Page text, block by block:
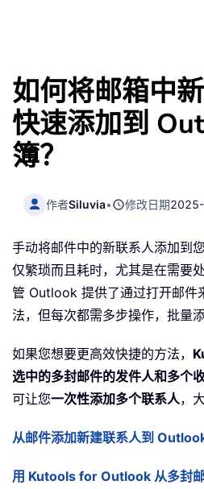
如何将邮箱中
快速添加到
簿？
作者Siluvia• 修改日期
手动将邮件中的新联系人添加到
仅繁琐而且耗时，尤其是在需要
管 Outlook 提供了通过打开邮件
法，但每次都需多步操作，批量
如果您想要更高效快捷的方法，
选中的多封邮件的发件人和多个
可让您一次性添加多个联系人，
从邮件添加新建联系人到
用 Kutools for Outlook 从多封